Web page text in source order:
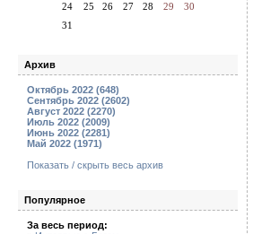
24
25 26 27 28 29
30
31
Архив
Октябрь 2022 (648)
Сентябрь 2022 (2602)
Август 2022 (2270)
Июль 2022 (2009)
Июнь 2022 (2281)
Май 2022 (1971)
Показать / скрыть весь архив
Популярное
За весь период: